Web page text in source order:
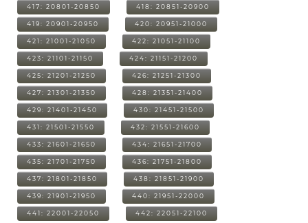
417: 20801-20850 418: 20851-20900
419: 20901-20950 420: 20951-21000
421: 21001-21050 422: 21051-21100
423: 21101-21150 424: 21151-21200
425: 21201-21250 426: 21251-21300
427: 21301-21350 428: 21351-21400
429: 21401-21450 430: 21451-21500
431: 21501-21550 432: 21551-21600
433: 21601-21650 434: 21651-21700
435: 21701-21750 436: 21751-21800
437: 21801-21850 438: 21851-21900
439: 21901-21950 440: 21951-22000
441: 22001-22050 442: 22051-22100